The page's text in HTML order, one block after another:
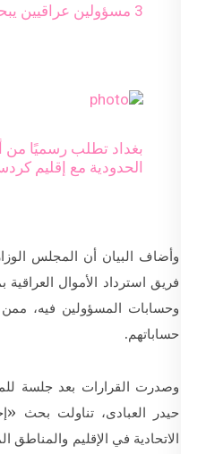
3 مسؤولين عراقيين يبحثون أزمة كردستان
بغداد تطلب رسميًا من
الحدودية مع إقليم
وأضاف البيان أن المجلس
فريق استرداد الأموال
وحسابات المسؤولين فيه،
حساباتهم.
وصدرت القرارات بعد جلسة
حيدر العبادى، تناولت بحث
الاتحادية في الإقليم والمناطق